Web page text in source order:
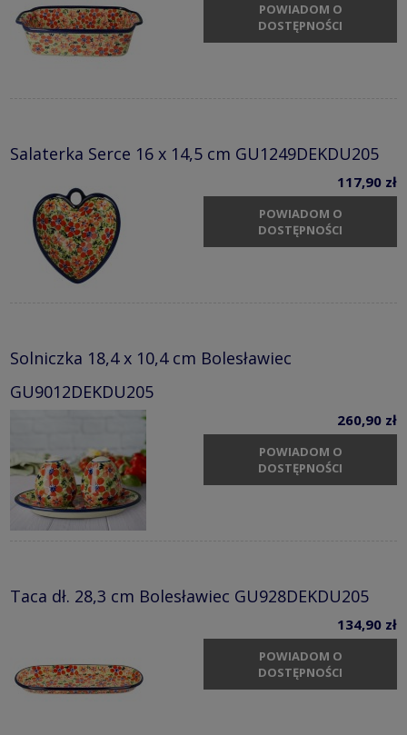
POWIADOM O
DOSTĘPNOŚCI
Salaterka Serce 16 x 14,5 cm GU1249DEKDU205
117,90 zł
POWIADOM O
DOSTĘPNOŚCI
Solniczka 18,4 x 10,4 cm Bolesławiec
GU9012DEKDU205
260,90 zł
POWIADOM O
DOSTĘPNOŚCI
Taca dł. 28,3 cm Bolesławiec GU928DEKDU205
134,90 zł
POWIADOM O
DOSTĘPNOŚCI